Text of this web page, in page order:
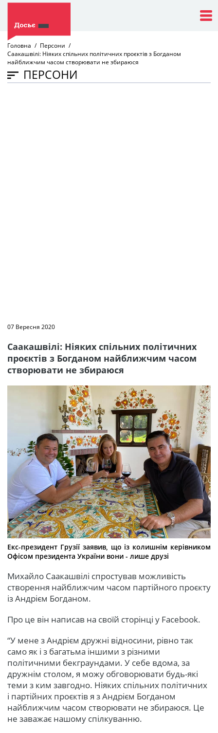
Головна
Персони
Саакашвілі: Ніяких спільних політичних проєктів з Богданом
найближчим часом створювати не збираюся
ПЕРСОНИ
07 Вересня 2020
Саакашвілі: Ніяких спільних політичних
проєктів з Богданом найближчим часом
створювати не збираюся
Екс-президент Грузії заявив, що із колишнім керівником
Офісом президента України вони - лише друзі
Михайло Саакашвілі спростував можливість
створення найближчим часом партійного проєкту
із Андрієм Богданом.
Про це він написав на своїй сторінці у Facebook.
“У мене з Андрієм дружні відносини, рівно так
само як і з багатьма іншими з різними
політичними бекграундами. У себе вдома, за
дружнім столом, я можу обговорювати будь-які
теми з ким завгодно. Ніяких спільних політичних
і партійних проєктів я з Андрієм Богданом
найближчим часом створювати не збираюся. Це
не заважає нашому спілкуванню.